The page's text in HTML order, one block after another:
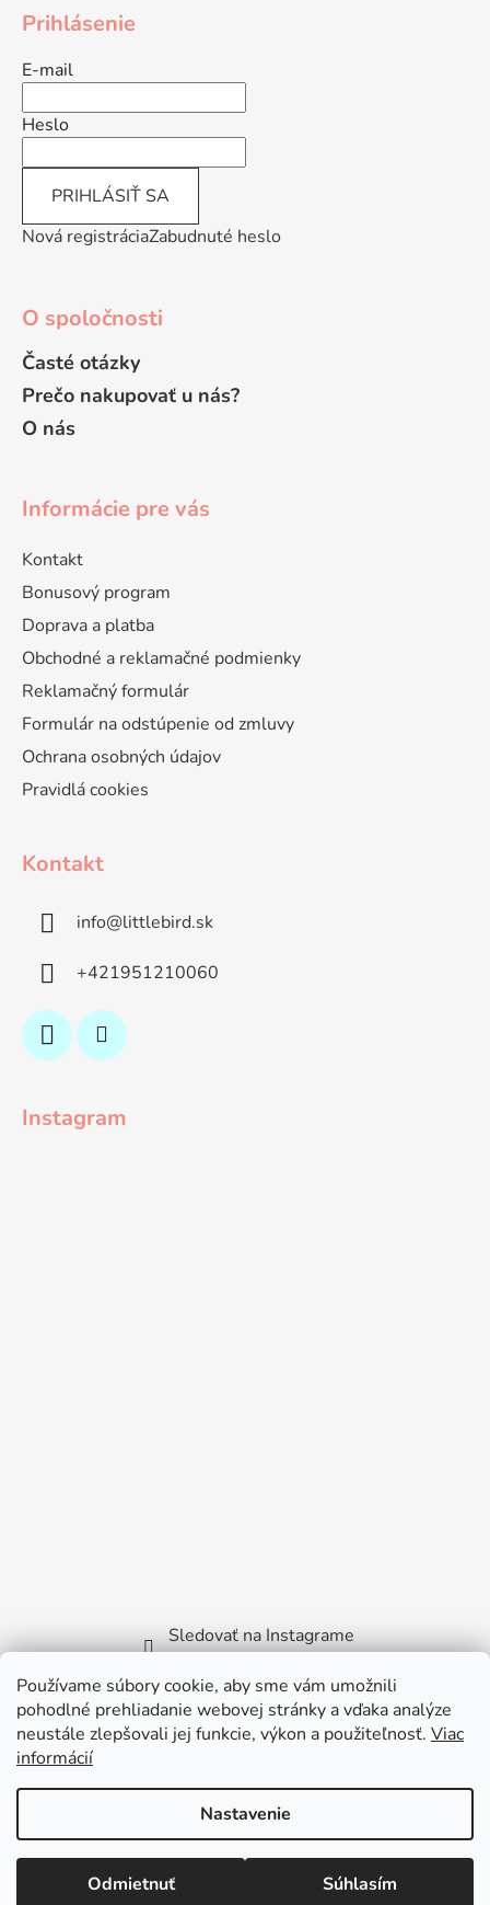
Používame súbory cookie, aby sme vám umožnili
pohodlné prehliadanie webovej stránky a vďaka analýze
neustále zlepšovali jej funkcie, výkon a použiteľnosť. Viac
informácií
Nastavenie
Odmietnuť Súhlasím
r
v
v
i
Prihlásenie
E-mail
Heslo
PRIHLÁSIŤ SA
Nová registráciaZabudnuté heslo
O spoločnosti
Časté otázky
Prečo nakupovať u nás?
O nás
Informácie pre vás
Kontakt
Bonusový program
Doprava a platba
Obchodné a reklamačné podmienky
Reklamačný formulár
Formulár na odstúpenie od zmluvy
Ochrana osobných údajov
Pravidlá cookies
Kontakt
info@littlebird.sk
+421951210060
Instagram
Sledovať na Instagrame
Facebook
Vytvoril Shoptet
Copyright 2026Littlebird.sk. Všetky práva vyhradené.
Viktora Bilčíka 2722/35 - 915 01 Nové Mesto nad